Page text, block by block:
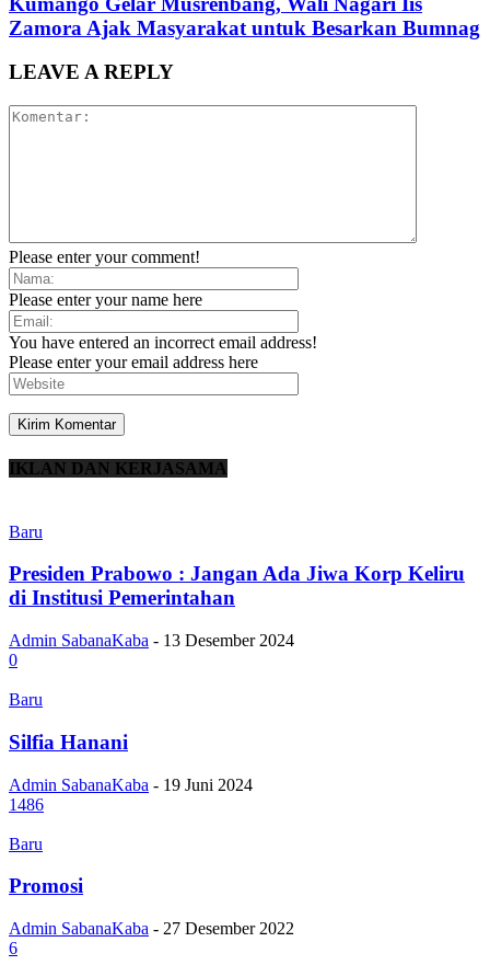
Zamora Ajak Masyarakat untuk Besarkan Bumnag
LEAVE A REPLY
Please enter your comment!
Please enter your name here
You have entered an incorrect email address!
Please enter your email address here
IKLAN DAN KERJASAMA
Baru
Presiden Prabowo : Jangan Ada Jiwa Korp Keliru
di Institusi Pemerintahan
Admin SabanaKaba - 13 Desember 2024
0
Baru
Silfia Hanani
Admin SabanaKaba - 19 Juni 2024
1486
Baru
Promosi
Admin SabanaKaba - 27 Desember 2022
6